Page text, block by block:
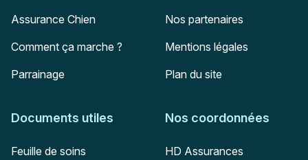
Assurance Chien
Comment ça marche ?
Parrainage
Nos partenaires
Mentions légales
Plan du site
Documents utiles
Feuille de soins
Nos coordonnées
Adresse postale
HD Assurances